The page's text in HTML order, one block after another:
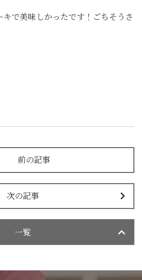
で美味しかったです！ごちそうさ
前の記事
次の記事
一覧